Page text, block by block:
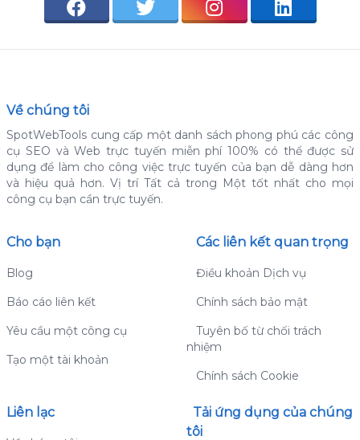
Về chúng tôi
SpotWebTools cung cấp một danh sách phong phú các công
cụ SEO và Web trực tuyến miễn phí 100% có thể được sử
dụng để làm cho công việc trực tuyến của bạn dễ dàng hơn
và hiệu quả hơn. Vị trí Tất cả trong Một tốt nhất cho mọi
công cụ bạn cần trực tuyến.
Cho bạn
Blog
Báo cáo liên kết
Yêu cầu một công cụ
Tạo một tài khoản
Các liên kết quan trọng
Điều khoản Dịch vụ
Chính sách bảo mật
Tuyên bố từ chối trách
nhiệm
Chính sách Cookie
Liên lạc
Tải ứng dụng của chúng
tôi